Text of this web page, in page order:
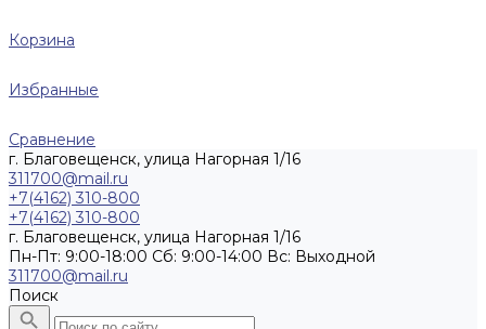
Корзина
Избранные
Сравнение
г. Благовещенск, улица Нагорная 1/16
311700@mail.ru
+7(4162) 310-800
+7(4162) 310-800
г. Благовещенск, улица Нагорная 1/16
Пн-Пт: 9:00-18:00 Cб: 9:00-14:00 Вс: Выходной
311700@mail.ru
Поиск